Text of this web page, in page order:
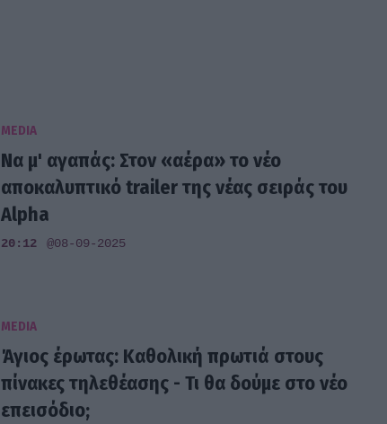
MEDIA
Να μ' αγαπάς: Στον «αέρα» το νέο
αποκαλυπτικό trailer της νέας σειράς του
Alpha
20:12 @08-09-2025
MEDIA
Άγιος έρωτας: Καθολική πρωτιά στους
πίνακες τηλεθέασης - Τι θα δούμε στο νέο
επεισόδιο;